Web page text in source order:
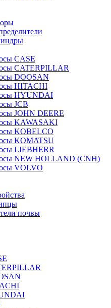
CASE
CATERPILLAR
DOOSAN
HITACHI
HYUNDAI
JCB
JOHN DEERE
KAWASAKI
KOBELCO
KOMATSU
LIEBHERR
NEW HOLLAND (CNH)
VOLVO
почвы